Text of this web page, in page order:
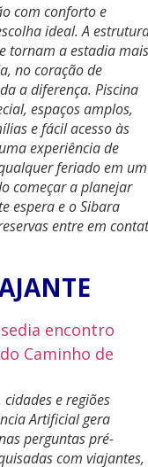
com conforto e
ideal. A
tornam a estadia mais
no coração de
a diferença. Piscina
espaços amplos,
e fácil acesso às
experiência de
feriado em um
começar a planejar
espera e o Sibara
entre em
e regiões
Artificial gera
perguntas pré-
com viajantes,